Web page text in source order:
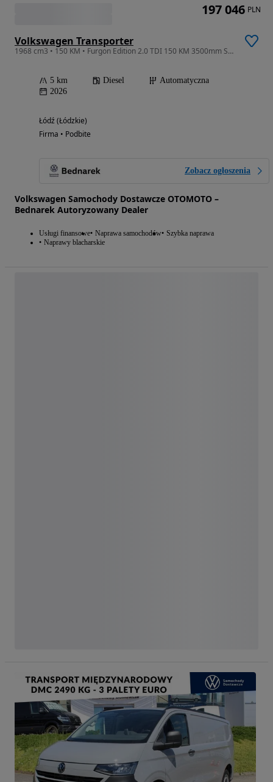
Volkswagen Transporter
1968 cm3 • 150 KM • Furgon Edition 2.0 TDI 150 KM 3500mm Skrzynia automatyczna!
5 km Diesel
Automatyczna
2026
Łódź (Łódzkie)
Firma • Podbite
Zobacz ogłoszenia
Volkswagen Samochody Dostawcze OTOMOTO –
Bednarek Autoryzowany Dealer
Usługi finansowe Naprawa samochodów Szybka naprawa
Naprawy blacharskie
197 046 PLN